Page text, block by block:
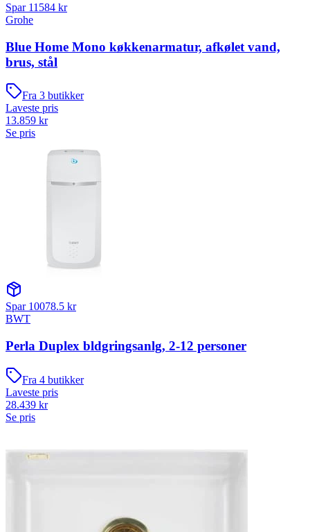
Spar 11584 kr
Grohe
Blue Home Mono køkkenarmatur, afkølet vand,
brus, stål
Fra 3 butikker
Laveste pris
13.859 kr
Se pris
Spar 10078.5 kr
BWT
Perla Duplex bldgringsanlg, 2-12 personer
Fra 4 butikker
Laveste pris
28.439 kr
Se pris